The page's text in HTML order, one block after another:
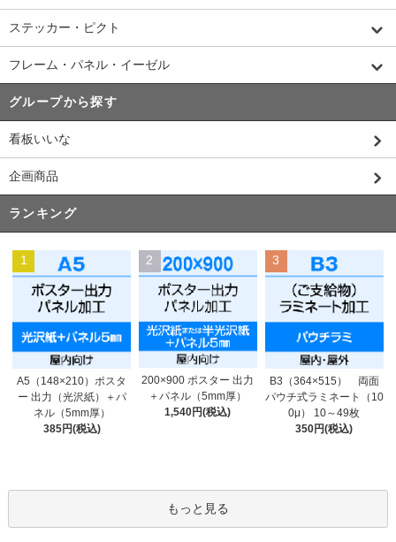
ステッカー・ピクト
フレーム・パネル・イーゼル
グループから探す
看板いいな
企画商品
ランキング
1
A5（148×210）ポスタ
ー 出力（光沢紙）＋パ
ネル（5mm厚）
385円(税込)
2
200×900 ポスター 出力
＋パネル（5mm厚）
1,540円(税込)
3
B3（364×515） 両面
パウチ式ラミネート（10
0μ） 10～49枚
350円(税込)
もっと見る